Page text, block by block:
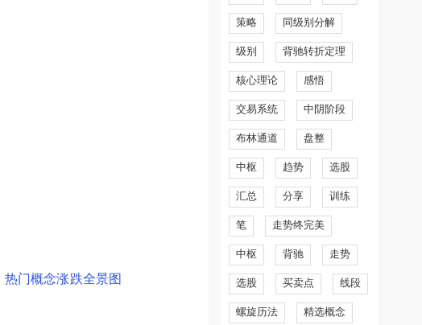
热门概念涨跌全景图
策略 同级别分解
级别 背驰转折定理
核心理论 感悟
交易系统 中阴阶段
布林通道 盘整
中枢 趋势 选股
汇总 分享 训练
笔 走势终完美
中枢 背驰 走势
选股 买卖点 线段
螺旋历法 精选概念